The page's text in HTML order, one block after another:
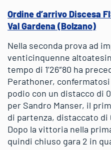
Ordine d’arrivo Discesa
Val Gardena (Bolzano)
Nella seconda prova ad
venticinquenne
tempo di 1’26″80 ha
Perathoner,
podio con un distacco di
per Sandro Manser, il
di partenza, distaccato di
Dopo la vittoria nella
quindi chiuso gara 2 in